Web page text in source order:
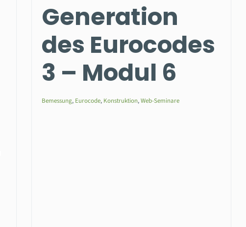
Generation
des Eurocodes
3 – Modul 6
Bemessung, Eurocode, Konstruktion,Web-Seminare